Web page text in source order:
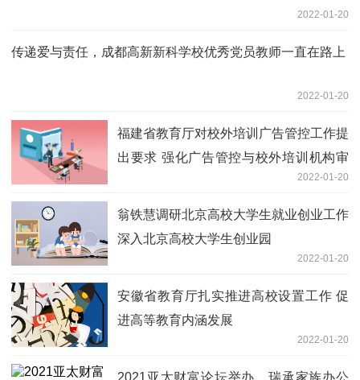
2022-01-20
传递爱与责任，成都高新新科学校优秀党员教师一直在路上
2022-01-20
福建省教育厅对校外培训广告管控工作提
出要求 强化广告管控与校外培训机构审
2022-01-20
翁铁慧调研北京高校大学生就业创业工作
深入北京高校大学生创业园
2022-01-20
安徽省教育厅扎实推进高校设置工作 促
进高等教育内涵发展
2022-01-20
2021亚太财富论坛举办，瑞承家族办公